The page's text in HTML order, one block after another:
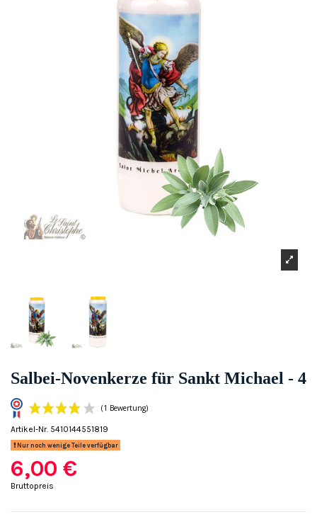
Salbei-Novenkerze für Sankt Michael - 4
Artikel-Nr. 5410144551819
Nur noch wenige Teile verfügbar
6,00 €
Bruttopreis